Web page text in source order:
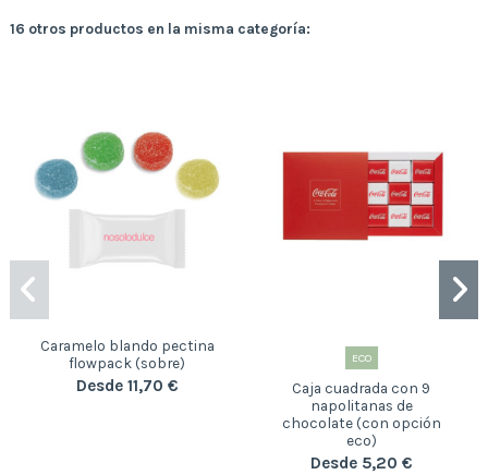
16 otros productos en la misma categoría:
Caramelo blando pectina
flowpack (sobre)
Desde 11,70 €
ECO
Caja cuadrada con 9
napolitanas de
chocolate (con opción
eco)
Desde 5,20 €